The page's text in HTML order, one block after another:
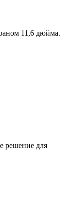
11,6 дюйма.
решение для